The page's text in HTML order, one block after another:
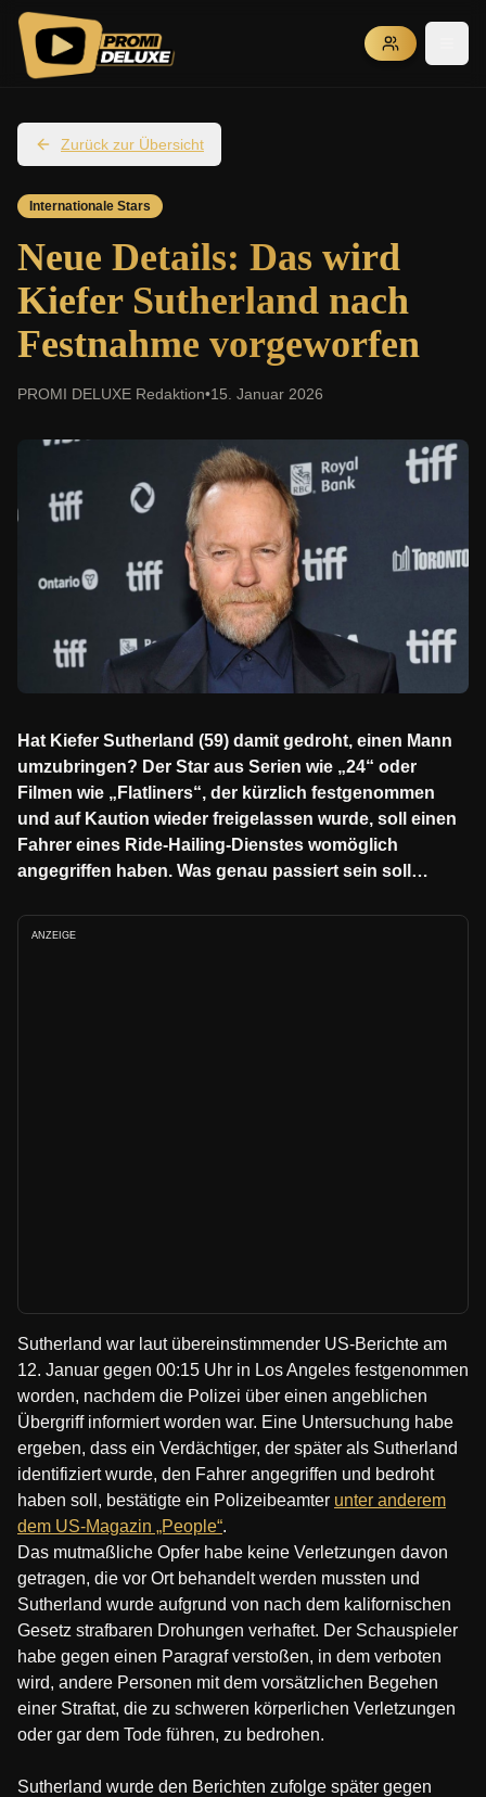
Zurück zur Übersicht
Internationale Stars
Neue Details: Das wird
Kiefer Sutherland nach
Festnahme vorgeworfen
PROMI DELUXE Redaktion•15. Januar 2026
Hat Kiefer Sutherland (59) damit gedroht, einen Mann
umzubringen? Der Star aus Serien wie „24“ oder
Filmen wie „Flatliners“, der kürzlich festgenommen
und auf Kaution wieder freigelassen wurde, soll einen
Fahrer eines Ride-Hailing-Dienstes womöglich
angegriffen haben. Was genau passiert sein soll…
ANZEIGE
Sutherland war laut übereinstimmender US-Berichte am
12. Januar gegen 00:15 Uhr in Los Angeles festgenommen
worden, nachdem die Polizei über einen angeblichen
Übergriff informiert worden war. Eine Untersuchung habe
ergeben, dass ein Verdächtiger, der später als Sutherland
identifiziert wurde, den Fahrer angegriffen und bedroht
haben soll, bestätigte ein Polizeibeamter unter anderem
dem US-Magazin „People“.
Das mutmaßliche Opfer habe keine Verletzungen davon
getragen, die vor Ort behandelt werden mussten und
Sutherland wurde aufgrund von nach dem kalifornischen
Gesetz strafbaren Drohungen verhaftet. Der Schauspieler
habe gegen einen Paragraf verstoßen, in dem verboten
wird, andere Personen mit dem vorsätzlichen Begehen
einer Straftat, die zu schweren körperlichen Verletzungen
oder gar dem Tode führen, zu bedrohen.
Sutherland wurde den Berichten zufolge später gegen